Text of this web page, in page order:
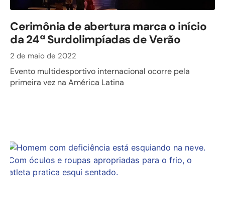
Cerimônia de abertura marca o início
da 24ª Surdolimpíadas de Verão
2 de maio de 2022
Evento multidesportivo internacional ocorre pela
primeira vez na América Latina